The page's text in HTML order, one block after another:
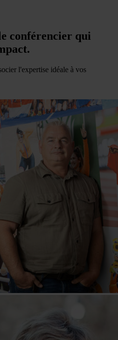
conférencier qui
l'expertise idéale à vos